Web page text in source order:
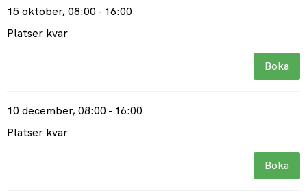
15 oktober, 08:00 - 16:00
Platser kvar
Boka
10 december, 08:00 - 16:00
Platser kvar
Boka